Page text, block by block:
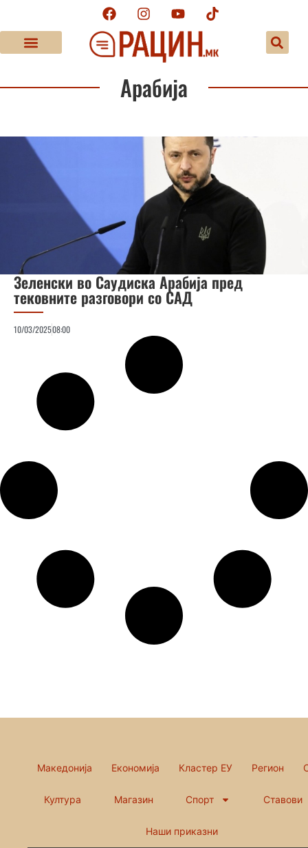
Арабија
Зеленски во Саудиска Арабија пред
тековните разговори со САД
10/03/202508:00
Македонија Економија Кластер ЕУ Регион
Култура Магазин Спорт Ставови
Наши приказни